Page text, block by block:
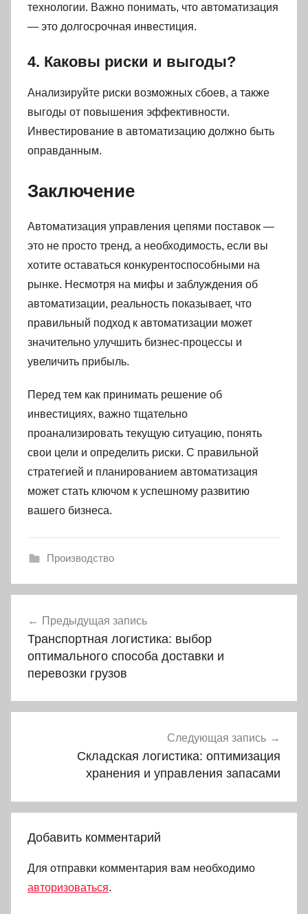
технологии. Важно понимать, что автоматизация
— это долгосрочная инвестиция.
4. Каковы риски и выгоды?
Анализируйте риски возможных сбоев, а также
выгоды от повышения эффективности.
Инвестирование в автоматизацию должно быть
оправданным.
Заключение
Автоматизация управления цепями поставок —
это не просто тренд, а необходимость, если вы
хотите оставаться конкурентоспособными на
рынке. Несмотря на мифы и заблуждения об
автоматизации, реальность показывает, что
правильный подход к автоматизации может
значительно улучшить бизнес-процессы и
увеличить прибыль.
Перед тем как принимать решение об
инвестициях, важно тщательно
проанализировать текущую ситуацию, понять
свои цели и определить риски. С правильной
стратегией и планированием автоматизация
может стать ключом к успешному развитию
вашего бизнеса.
Производство
по
записям
Предыдущая запись
Транспортная логистика: выбор
оптимального способа доставки и
перевозки грузов
Следующая запись
Складская логистика: оптимизация
хранения и управления запасами
Добавить комментарий
Для отправки комментария вам необходимо
авторизоваться.